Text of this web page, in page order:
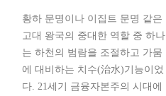
황하 문명이나 이집트 문명 같은
고대 왕국의 중대한 역할 중 하나
는 하천의 범람을 조절하고 가뭄
에 대비하는 치수(治水)기능이었
다. 21세기 금융자본주의 시대에